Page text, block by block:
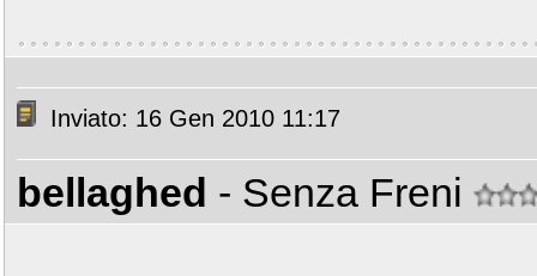
Inviato: 16 Gen 2010 11:17
bellaghed - Senza Freni